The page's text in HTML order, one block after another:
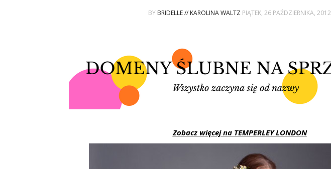
BY BRIDELLE // KAROLINA WALTZ PIĄTEK, 26 PAŹDZIERNIKA, 2012
Zobacz więcej na TEMPERLEY LONDON